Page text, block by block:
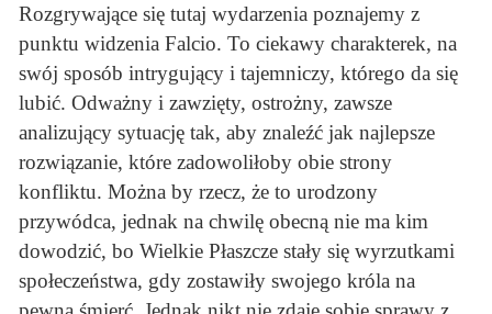
Rozgrywające się tutaj wydarzenia poznajemy z
punktu widzenia Falcio. To ciekawy charakterek, na
swój sposób intrygujący i tajemniczy, którego da się
lubić. Odważny i zawzięty, ostrożny, zawsze
analizujący sytuację tak, aby znaleźć jak najlepsze
rozwiązanie, które zadowoliłoby obie strony
konfliktu. Można by rzecz, że to urodzony
przywódca, jednak na chwilę obecną nie ma kim
dowodzić, bo Wielkie Płaszcze stały się wyrzutkami
społeczeństwa, gdy zostawiły swojego króla na